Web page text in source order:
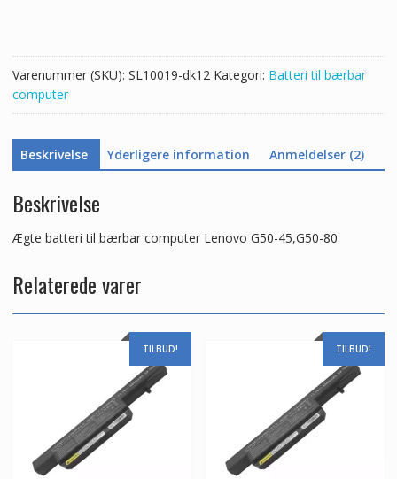
80
antal
Varenummer (SKU): SL10019-dk12 Kategori: Batteri til bærbar
computer
Beskrivelse Yderligere information Anmeldelser (2)
Beskrivelse
Ægte batteri til bærbar computer Lenovo G50-45,G50-80
Relaterede varer
TILBUD! TILBUD!